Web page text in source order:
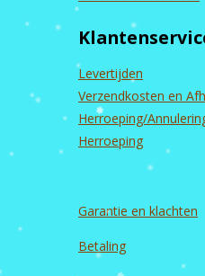
o
k
a
g
a
m
b
Levertijden
Verzendkosten en
Herroeping/
Herroeping
Garantie en klachten
Betaling